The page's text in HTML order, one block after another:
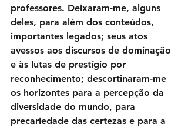
professores. Deixaram-me, alguns
deles, para além dos conteúdos,
importantes legados; seus atos
avessos aos discursos de dominação
e às lutas de prestígio por
reconhecimento; descortinaram-me
os horizontes para a percepção da
diversidade do mundo, para
precariedade das certezas e para a